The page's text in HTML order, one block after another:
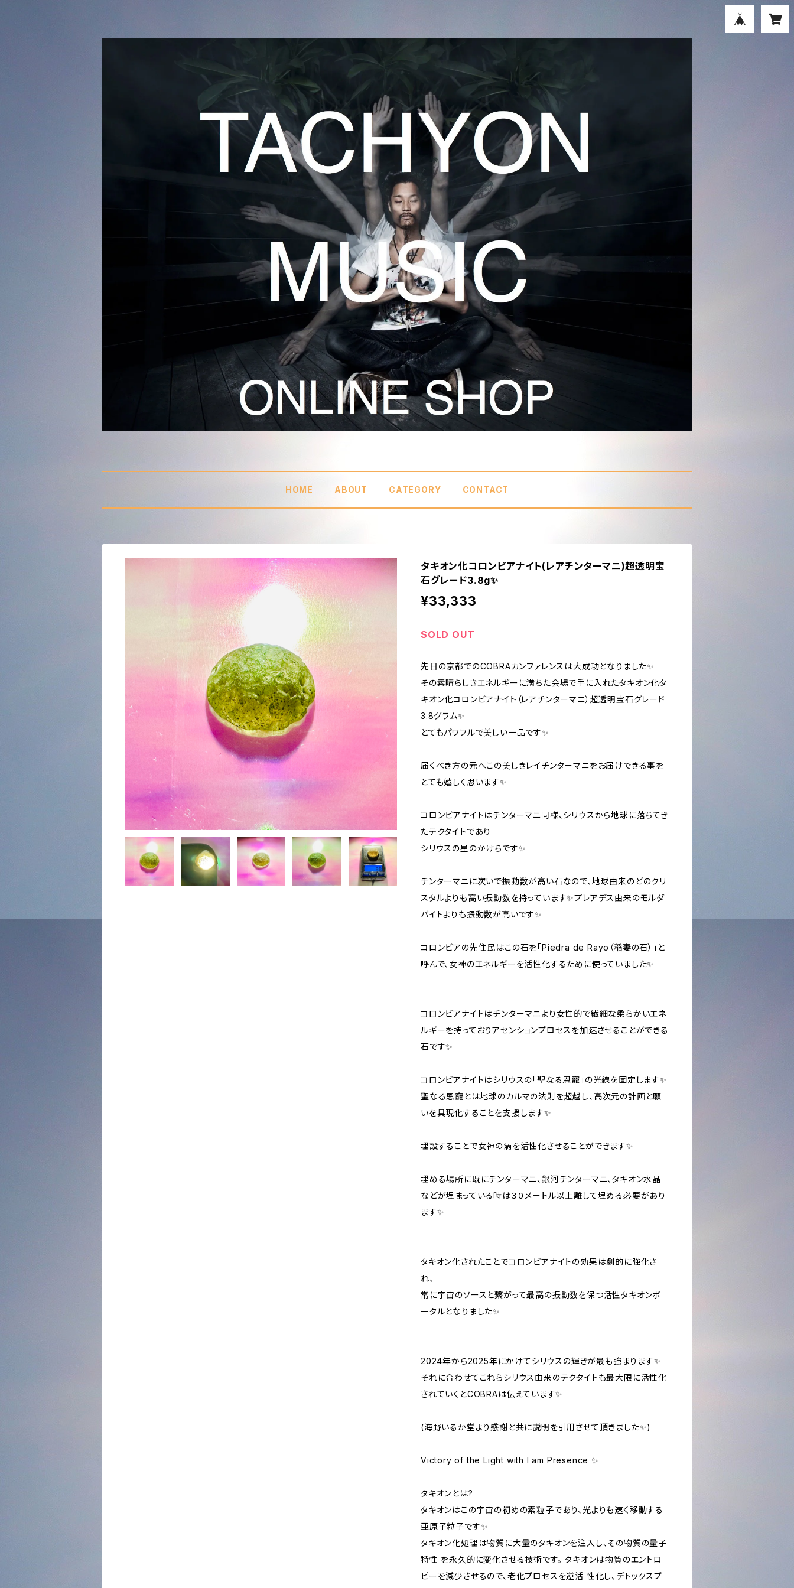
HOME ABOUT CATEGORY CONTACT
タキオン化コロンビアナイト(レアチンターマニ)超透明宝
石グレード3.8g✨
¥33,333
SOLD OUT
先日の京都でのCOBRAカンファレンスは大成功となりました✨
その素晴らしきエネルギーに満ちた会場で手に入れたタキオン化タ
キオン化コロンビアナイト（レアチンターマニ）超透明宝石グレード
3.8グラム✨
とてもパワフルで美しい一品です✨
届くべき方の元へこの美しきレイチンターマニをお届けできる事を
とても嬉しく思います✨
コロンビアナイトはチンターマニ同様、シリウスから地球に落ちてき
たテクタイトであり
シリウスの星のかけらです✨
チンターマニに次いで振動数が高い石なので、地球由来のどのクリ
スタルよりも高い振動数を持っています✨プレアデス由来のモルダ
バイトよりも振動数が高いです✨
コロンビアの先住民はこの石を「Piedra de Rayo（稲妻の石）」と
呼んで、女神のエネルギーを活性化するために使っていました✨
コロンビアナイトはチンターマニより女性的で繊細な柔らかいエネ
ルギーを持っておりアセンションプロセスを加速させることができる
石です✨
コロンビアナイトはシリウスの「聖なる恩寵」の光線を固定します✨
聖なる恩寵とは地球のカルマの法則を超越し、高次元の計画と願
いを具現化することを支援します✨
埋設することで女神の渦を活性化させることができます✨
埋める場所に既にチンターマニ、銀河チンターマニ、タキオン水晶
などが埋まっている時は３０メートル以上離して埋める必要があり
ます✨
タキオン化されたことでコロンビアナイトの効果は劇的に強化さ
れ、
常に宇宙のソースと繋がって最高の振動数を保つ活性タキオンポ
ータルとなりました✨
2024年から2025年にかけてシリウスの輝きが最も強まります✨
それに合わせてこれらシリウス由来のテクタイトも最大限に活性化
されていくとCOBRAは伝えています✨
(海野いるか堂より感謝と共に説明を引用させて頂きました✨)
Victory of the Light with I am Presence ✨
タキオンとは?
タキオンはこの宇宙の初めの素粒子であり、光よりも速く移動する
亜原子粒子です✨
タキオン化処理は物質に大量のタキオンを注入し、その物質の量子
特性 を永久的に変化させる技術です。 タキオンは物質のエントロ
ピーを減少させるので、老化プロセスを逆活 性化し、デトックスプ